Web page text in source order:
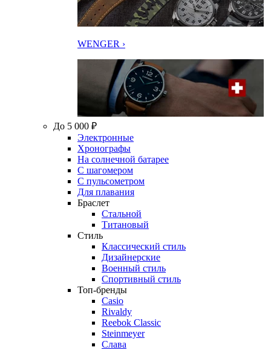
WENGER ›
До 5 000 ₽
Электронные
Хронографы
На солнечной батарее
С шагомером
С пульсометром
Для плавания
Браслет
Стальной
Титановый
Стиль
Классический стиль
Дизайнерские
Военный стиль
Спортивный стиль
Топ-бренды
Casio
Rivaldy
Reebok Classic
Steinmeyer
Слава